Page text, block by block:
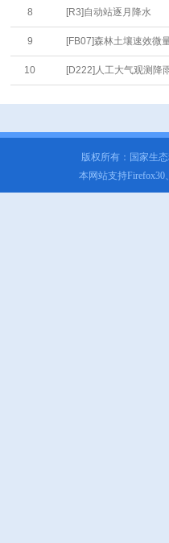
8 [R3]自动站逐月降水
9 [FB07]森林土壤速效微
10 [D222]人工大气观测降
版权所有：国家生
本网站支持